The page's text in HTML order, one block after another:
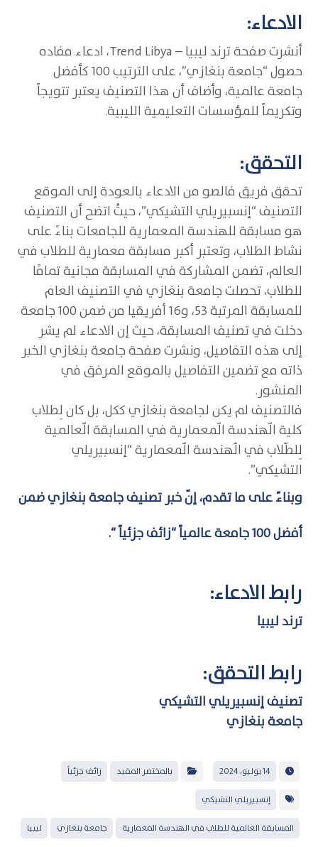
الادعاء:
أنشرت صفحة ترند ليبيا – Trend Libya، ادعاء مفاده
حصول “جامعة بنغازي”، على الترتيب 100 كأفضل
جامعة عالمية، وأضاف أن هذا التصنيف يعتبر تتويجاً
وتكريماً للمؤسسات التعليمية الليبية.
التحقق:
تحقق فريق فالصو من الادعاء بالعودة إلى الموقع
التصنيف “إنسبيريلي التشيكي”، حيثُ اتضح أن التصنيف
هو مسابقة للهندسة المعمارية للجامعات بناءً على
نشاط الطلاب، وتعتبر أكبر مسابقة معمارية للطلاب في
العالم، تضمن المشاركة في المسابقة مجانية تمامًا
للطلاب، تحصلت جامعة بنغازي في التصنيف العام
للمسابقة المرتبة 53، و16 أفريقيا من ضمن 100 جامعة
دخلت في تصنيف المسابقة، حيث إن الادعاء لم يشر
إلى هذه التفاصيل، ونشرت صفحة جامعة بنغازي الخبر
ذاته مع تضمين التفاصيل بالموقع المرفق في
المنشور.
فالتصنيف لم يكن لجامعة بنغازي ككل، بل كان لِطلاب
كلية الّهندسة الّمعمارية في المسابقة الّعالمية
لِلطّلاب في الّهندسة الّمعمارية “إنسبيريلي
التشيكي”.
وبناءً على ما تقدم، إنّ خبر تصنيف جامعة بنغازي ضمن
أفضل 100 جامعة عالمياً “زائف جزئياً “.
رابط الادعاء:
ترند ليبيا
رابط التحقق:
تصنيف إنسبيريلي التشيكي
جامعة بنغازي
14 يوليو، 2024 بالمختصر المفيد زائف جزئياً
إنسبيريلي التشيكي
المسابقة العالمية للطلاب في الهندسة المعمارية جامعة بنغازي ليبيا